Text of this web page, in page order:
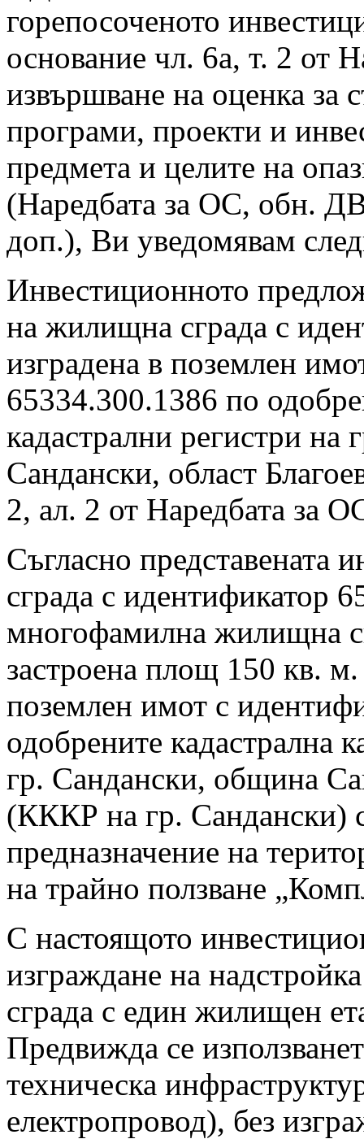
горепосоченото
основание чл. 6а, т. 2 от
извършване на оценка за
програми, проекти и
предмета и целите на
(Наредбата за ОС, обн.
доп.), Ви уведомявам
Инвестиционното
на жилищна сграда с
изградена в поземлен
65334.300.1386 по
кадастрални регистри
Сандански, област
2, ал. 2 от Наредбата за
Съгласно представената
сграда с идентификатор
многофамилна жилищна
застроена площ 150 кв. м.
поземлен имот с
одобрените кадастрална
гр. Сандански, община
(КККР на гр. Сандански)
предназначение на
на трайно ползване
С настоящото
изграждане на
сграда с един жилищен
Предвижда се
техническа
електропровод), без